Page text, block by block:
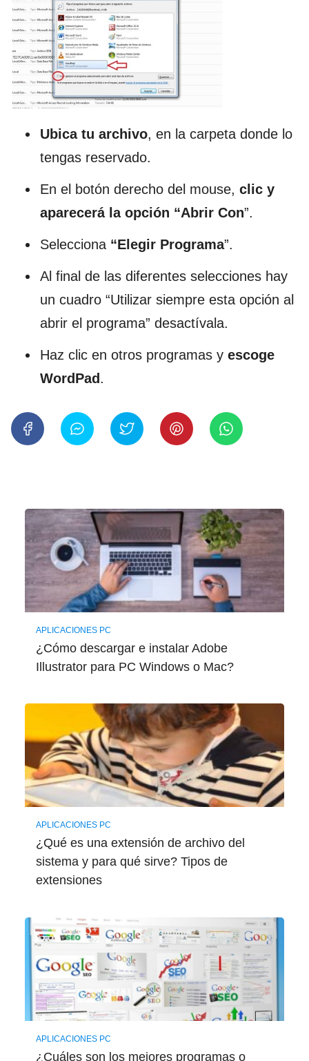
Ubica tu archivo, en la carpeta donde lo
tengas reservado.
En el botón derecho del mouse, clic y
aparecerá la opción “Abrir Con”.
Selecciona “Elegir Programa”.
Al final de las diferentes selecciones hay
un cuadro “Utilizar siempre esta opción al
abrir el programa” desactívala.
Haz clic en otros programas y escoge
WordPad .
APLICACIONES PC
¿Cómo descargar e instalar Adobe
Illustrator para PC Windows o Mac?
APLICACIONES PC
¿Qué es una extensión de archivo del
sistema y para qué sirve? Tipos de
extensiones
APLICACIONES PC
¿Cuáles son los mejores programas o